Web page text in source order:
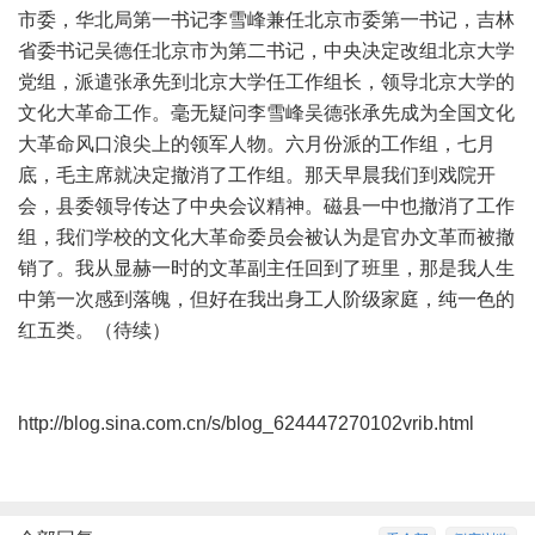
市委，华北局第一书记李雪峰兼任北京市委第一书记，吉林
省委书记吴德任北京市为第二书记，中央决定改组北京大学
党组，派遣张承先到北京大学任工作组长，领导北京大学的
文化大革命工作。毫无疑问李雪峰吴德张承先成为全国文化
大革命风口浪尖上的领军人物。六月份派的工作组，七月
底，毛主席就决定撤消了工作组。那天早晨我们到戏院开
会，县委领导传达了中央会议精神。磁县一中也撤消了工作
组，我们学校的文化大革命委员会被认为是官办文革而被撤
销了。我从显赫一时的文革副主任回到了班里，那是我人生
中第一次感到落魄，但好在我出身工人阶级家庭，纯一色的
红五类。（待续）
http://blog.sina.com.cn/s/blog_624447270102vrib.html